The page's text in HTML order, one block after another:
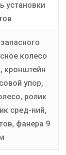
установки
колесо
кронштейн
упор,
ролик
сред-ний,
фанера 9